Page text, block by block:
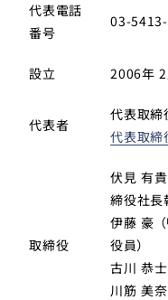
代表電話
番号
03-
設立 2006年
代表者
代表取締
代表取締
取締役
伏見 有
締役社長
伊藤 豪
役員）
古川 恭士
川筋 美奈